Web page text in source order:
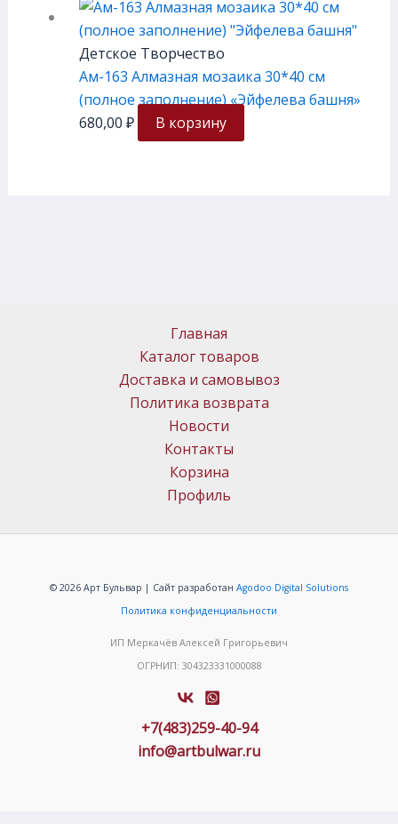
Детское Творчество
Ам-163 Алмазная мозаика 30*40 см
(полное заполнение) «Эйфелева башня»
680,00 ₽ В корзину
Главная
Каталог товаров
Доставка и самовывоз
Политика возврата
Новости
Контакты
Корзина
Профиль
© 2026 Арт Бульвар | Сайт разработан Agodoo Digital Solutions
Политика конфиденциальности
ИП Меркачёв Алексей Григорьевич
ОГРНИП: 304323331000088
+7(483)259-40-94
info@artbulwar.ru